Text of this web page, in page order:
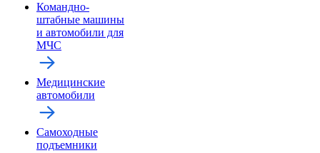
Командно-
штабные машины
и автомобили для
МЧС
Медицинские
автомобили
Самоходные
подъемники